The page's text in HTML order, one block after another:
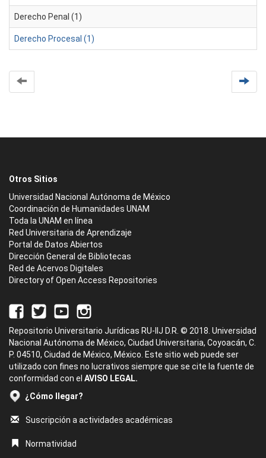
Derecho Penal (1)
Derecho Procesal (1)
Otros Sitios
Universidad Nacional Autónoma de México
Coordinación de Humanidades UNAM
Toda la UNAM en línea
Red Universitaria de Aprendizaje
Portal de Datos Abiertos
Dirección General de Bibliotecas
Red de Acervos Digitales
Directory of Open Access Repositories
Repositorio Universitario Jurídicas RU-IIJ D.R. © 2018. Universidad
Nacional Autónoma de México, Ciudad Universitaria, Coyoacán, C.
P. 04510, Ciudad de México, México. Este sitio web puede ser
utilizado con fines no lucrativos siempre que se cite la fuente de
conformidad con el AVISO LEGAL.
¿Cómo llegar?
Suscripción a actividades académicas
Normatividad